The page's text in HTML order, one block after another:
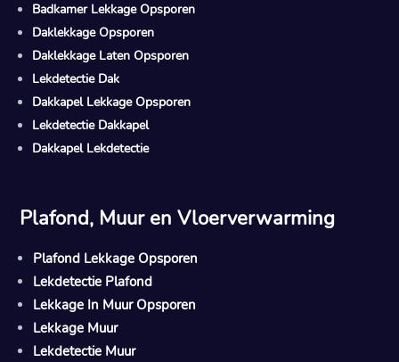
Badkamer Lekkage Opsporen
Daklekkage Opsporen
Daklekkage Laten Opsporen
Lekdetectie Dak
Dakkapel Lekkage Opsporen
Lekdetectie Dakkapel
Dakkapel Lekdetectie
Plafond, Muur en Vloerverwarming
Plafond Lekkage Opsporen
Lekdetectie Plafond
Lekkage In Muur Opsporen
Lekkage Muur
Lekdetectie Muur